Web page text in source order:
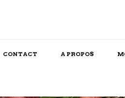
CONTACT A PROPOS